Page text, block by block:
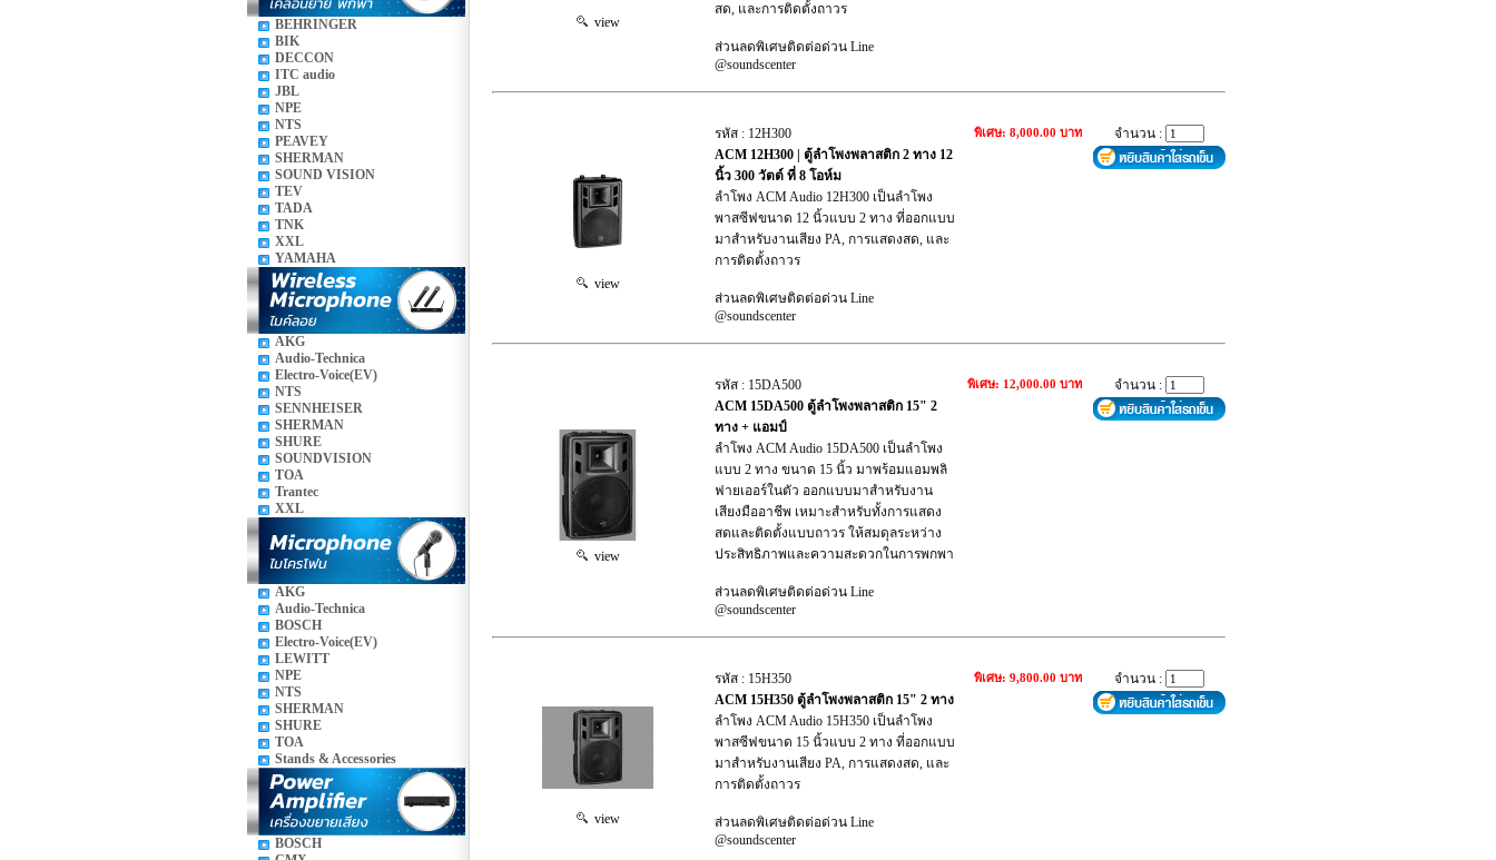
BEHRINGER
BIK
DECCON
ITC audio
JBL
NPE
NTS
PEAVEY
SHERMAN
SOUND VISION
TEV
TADA
TNK
XXL
YAMAHA
AKG
Audio-Technica
Electro-Voice(EV)
NTS
SENNHEISER
SHERMAN
SHURE
SOUNDVISION
TOA
Trantec
XXL
AKG
Audio-Technica
BOSCH
Electro-Voice(EV)
LEWITT
NPE
NTS
SHERMAN
SHURE
TOA
Stands & Accessories
BOSCH
view
สด, และการติดตั้งถาวร
ส่วนลดพิเศษติดต่อด่วน Line
@soundscenter
view
รหัส : 12H300
ACM 12H300 | ตู้ลำโพงพลาสติก 2 ทาง 12
นิ้ว 300 วัตต์ ที่ 8 โอห์ม
ลำโพง ACM Audio 12H300 เป็นลำโพง
พาสซีฟขนาด 12 นิ้วแบบ 2 ทาง ที่ออกแบบ
มาสำหรับงานเสียง PA, การแสดงสด, และ
การติดตั้งถาวร
ส่วนลดพิเศษติดต่อด่วน Line
@soundscenter
พิเศษ: 8,000.00 บาท จำนวน :
view
รหัส : 15DA500
ACM 15DA500 ตู้ลำโพงพลาสติก 15" 2
ทาง + แอมป์
ลำโพง ACM Audio 15DA500 เป็นลำโพง
แบบ 2 ทาง ขนาด 15 นิ้ว มาพร้อมแอมพลิ
ฟายเออร์ในตัว ออกแบบมาสำหรับงาน
เสียงมืออาชีพ เหมาะสำหรับทั้งการแสดง
สดและติดตั้งแบบถาวร ให้สมดุลระหว่าง
ประสิทธิภาพและความสะดวกในการพกพา
ส่วนลดพิเศษติดต่อด่วน Line
@soundscenter
พิเศษ: 12,000.00 บาท จำนวน :
view
รหัส : 15H350
ACM 15H350 ตู้ลำโพงพลาสติก 15" 2 ทาง
ลำโพง ACM Audio 15H350 เป็นลำโพง
พาสซีฟขนาด 15 นิ้วแบบ 2 ทาง ที่ออกแบบ
มาสำหรับงานเสียง PA, การแสดงสด, และ
การติดตั้งถาวร
ส่วนลดพิเศษติดต่อด่วน Line
@soundscenter
พิเศษ: 9,800.00 บาท จำนวน :